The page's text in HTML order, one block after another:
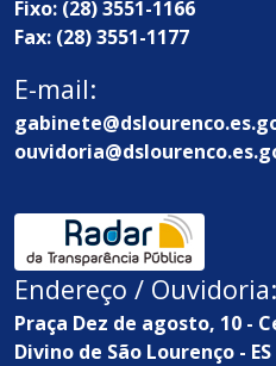
Fixo: (28) 3551-1166
Fax: (28) 3551-1177
E-mail:
Endereço / Ouvidoria:
Praça Dez de agosto, 10 -
Divino de São Lourenço - ES